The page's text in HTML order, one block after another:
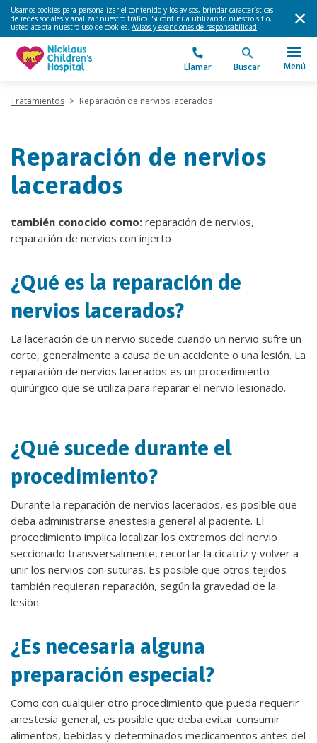
Usamos cookies para personalizar el contenido y los avisos, brindar características
de redes sociales y analizar nuestro tráfico. Si continúa utilizando nuestro sitio,
usted acepta nuestro uso de cookies. Avisos y exenciones de responsabilidad.
Llamar Buscar Menú
Tratamientos > Reparación de nervios lacerados
Reparación de nervios
lacerados
también conocido como: reparación de nervios,
reparación de nervios con injerto
¿Qué es la reparación de
nervios lacerados?
La laceración de un nervio sucede cuando un nervio sufre un
corte, generalmente a causa de un accidente o una lesión. La
reparación de nervios lacerados es un procedimiento
quirúrgico que se utiliza para reparar el nervio lesionado.
¿Qué sucede durante el
procedimiento?
Durante la reparación de nervios lacerados, es posible que
deba administrarse anestesia general al paciente. El
procedimiento implica localizar los extremos del nervio
seccionado transversalmente, recortar la cicatriz y volver a
unir los nervios con suturas. Es posible que otros tejidos
también requieran reparación, según la gravedad de la
lesión.
¿Es necesaria alguna
preparación especial?
Como con cualquier otro procedimiento que pueda requerir
anestesia general, es posible que deba evitar consumir
alimentos, bebidas y determinados medicamentos antes del